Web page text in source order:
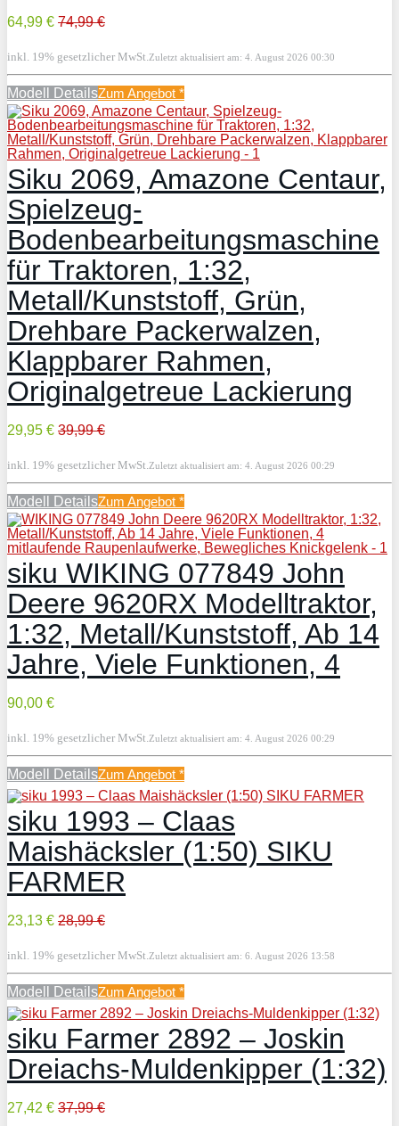
64,99 € 74,99 €
inkl. 19% gesetzlicher MwSt. Zuletzt aktualisiert am: 4. August 2026 00:30
Modell DetailsZum Angebot *
Siku 2069, Amazone Centaur,
Spielzeug-
Bodenbearbeitungsmaschine
für Traktoren, 1:32,
Metall/Kunststoff, Grün,
Drehbare Packerwalzen,
Klappbarer Rahmen,
Originalgetreue Lackierung
29,95 € 39,99 €
inkl. 19% gesetzlicher MwSt. Zuletzt aktualisiert am: 4. August 2026 00:29
Modell DetailsZum Angebot *
siku WIKING 077849 John
Deere 9620RX Modelltraktor,
1:32, Metall/Kunststoff, Ab 14
Jahre, Viele Funktionen, 4
90,00 €
inkl. 19% gesetzlicher MwSt. Zuletzt aktualisiert am: 4. August 2026 00:29
Modell DetailsZum Angebot *
siku 1993 – Claas
Maishäcksler (1:50) SIKU
FARMER
23,13 € 28,99 €
inkl. 19% gesetzlicher MwSt. Zuletzt aktualisiert am: 6. August 2026 13:58
Modell DetailsZum Angebot *
siku Farmer 2892 – Joskin
Dreiachs-Muldenkipper (1:32)
27,42 € 37,99 €